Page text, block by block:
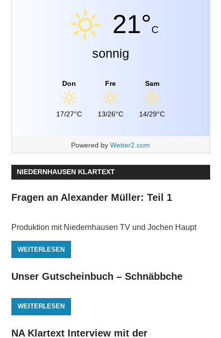
21°C
sonnig
Don
17/27°C
Fre
13/26°C
Sam
14/29°C
Powered by Wetter2.com
NIEDERNHAUSEN KLARTEXT
Fragen an Alexander Müller: Teil 1
Produktion mit Niedernhausen TV und Jochen Haupt
WEITERLESEN
Unser Gutscheinbuch – Schnäbbche
WEITERLESEN
NA Klartext Interview mit der